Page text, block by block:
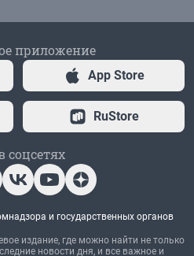
приложение
App Store
RuStore
и государственных органов
издание, где можно найти не только
новости дня, и все важное и